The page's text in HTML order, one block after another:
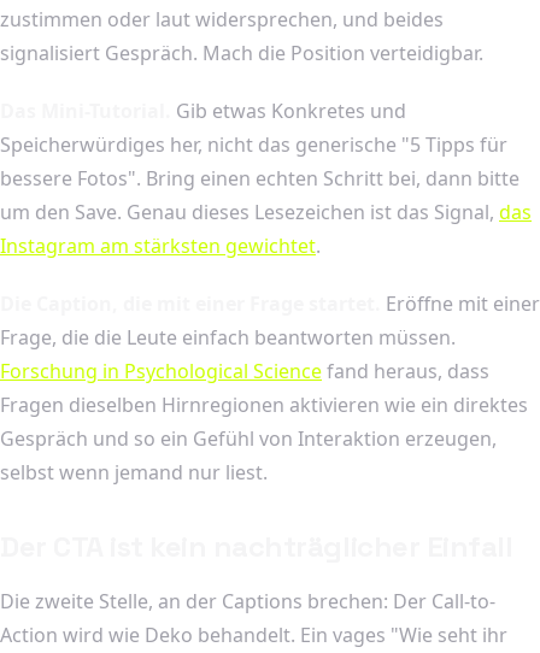
zustimmen oder laut widersprechen, und beides
signalisiert Gespräch. Mach die Position verteidigbar.
Gib etwas Konkretes und
Speicherwürdiges her, nicht das generische "5 Tipps für
bessere Fotos". Bring einen echten Schritt bei, dann bitte
um den Save. Genau dieses Lesezeichen ist das Signal, das
Instagram am stärksten gewichtet.
Eröffne mit einer
Frage, die die Leute einfach beantworten müssen.
Forschung in Psychological Sciencefand heraus, dass
Fragen dieselben Hirnregionen aktivieren wie ein direktes
Gespräch und so ein Gefühl von Interaktion erzeugen,
selbst wenn jemand nur liest.
Die zweite Stelle, an der Captions brechen: Der Call-to-
Action wird wie Deko behandelt. Ein vages "Wie seht ihr